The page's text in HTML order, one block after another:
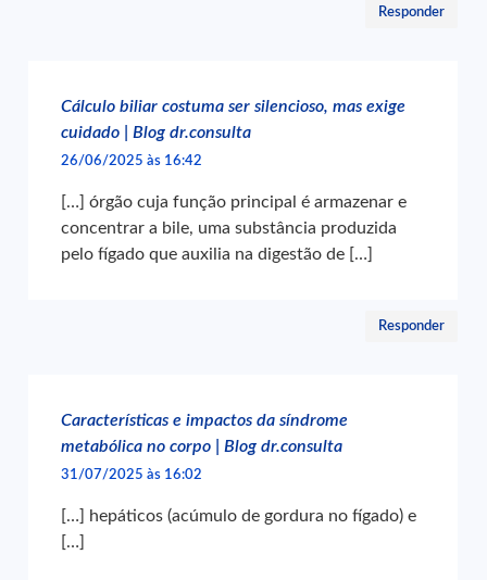
Responder
Cálculo biliar costuma ser silencioso, mas exige
cuidado | Blog dr.consulta
26/06/2025 às 16:42
[…] órgão cuja função principal é armazenar e
concentrar a bile, uma substância produzida
pelo fígado que auxilia na digestão de […]
Responder
Características e impactos da síndrome
metabólica no corpo | Blog dr.consulta
31/07/2025 às 16:02
[…] hepáticos (acúmulo de gordura no fígado) e
[…]